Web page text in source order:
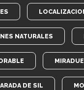
NATURALES
DE SIL